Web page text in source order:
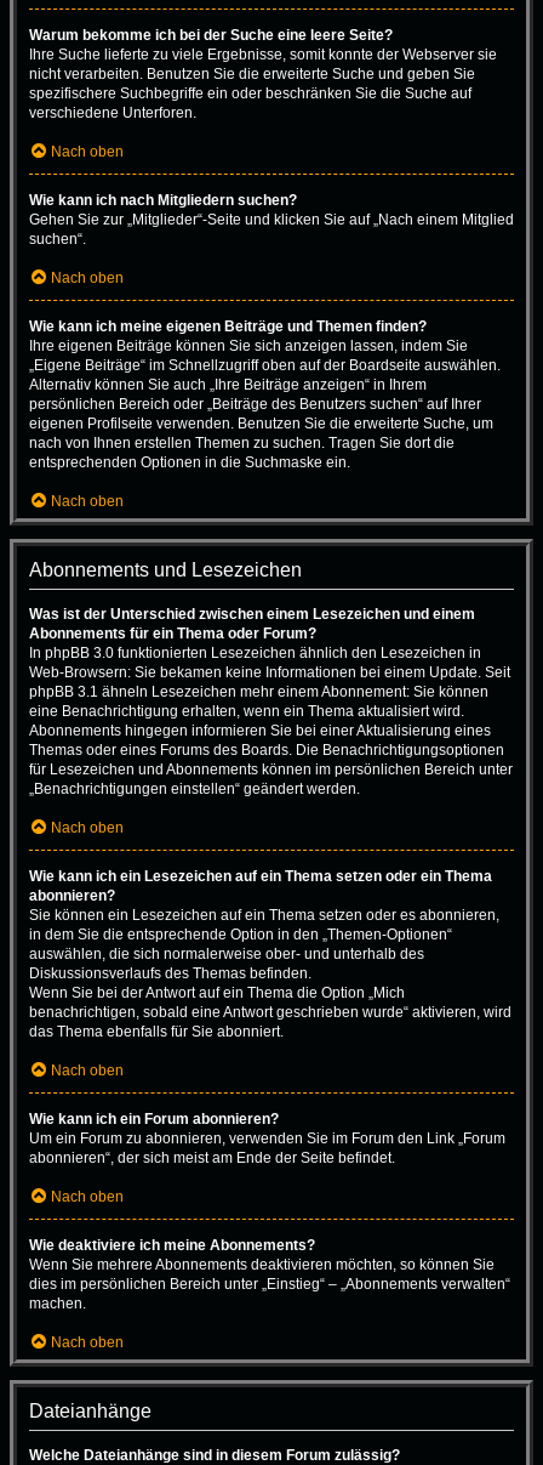
Warum bekomme ich bei der Suche eine leere Seite?
Ihre Suche lieferte zu viele Ergebnisse, somit konnte der Webserver sie
nicht verarbeiten. Benutzen Sie die erweiterte Suche und geben Sie
spezifischere Suchbegriffe ein oder beschränken Sie die Suche auf
verschiedene Unterforen.
Nach oben
Wie kann ich nach Mitgliedern suchen?
Gehen Sie zur „Mitglieder“-Seite und klicken Sie auf „Nach einem Mitglied
suchen“.
Nach oben
Wie kann ich meine eigenen Beiträge und Themen finden?
Ihre eigenen Beiträge können Sie sich anzeigen lassen, indem Sie
„Eigene Beiträge“ im Schnellzugriff oben auf der Boardseite auswählen.
Alternativ können Sie auch „Ihre Beiträge anzeigen“ in Ihrem
persönlichen Bereich oder „Beiträge des Benutzers suchen“ auf Ihrer
eigenen Profilseite verwenden. Benutzen Sie die erweiterte Suche, um
nach von Ihnen erstellen Themen zu suchen. Tragen Sie dort die
entsprechenden Optionen in die Suchmaske ein.
Nach oben
Abonnements und Lesezeichen
Was ist der Unterschied zwischen einem Lesezeichen und einem
Abonnements für ein Thema oder Forum?
In phpBB 3.0 funktionierten Lesezeichen ähnlich den Lesezeichen in
Web-Browsern: Sie bekamen keine Informationen bei einem Update. Seit
phpBB 3.1 ähneln Lesezeichen mehr einem Abonnement: Sie können
eine Benachrichtigung erhalten, wenn ein Thema aktualisiert wird.
Abonnements hingegen informieren Sie bei einer Aktualisierung eines
Themas oder eines Forums des Boards. Die Benachrichtigungsoptionen
für Lesezeichen und Abonnements können im persönlichen Bereich unter
„Benachrichtigungen einstellen“ geändert werden.
Nach oben
Wie kann ich ein Lesezeichen auf ein Thema setzen oder ein Thema
abonnieren?
Sie können ein Lesezeichen auf ein Thema setzen oder es abonnieren,
in dem Sie die entsprechende Option in den „Themen-Optionen“
auswählen, die sich normalerweise ober- und unterhalb des
Diskussionsverlaufs des Themas befinden.
Wenn Sie bei der Antwort auf ein Thema die Option „Mich
benachrichtigen, sobald eine Antwort geschrieben wurde“ aktivieren, wird
das Thema ebenfalls für Sie abonniert.
Nach oben
Wie kann ich ein Forum abonnieren?
Um ein Forum zu abonnieren, verwenden Sie im Forum den Link „Forum
abonnieren“, der sich meist am Ende der Seite befindet.
Nach oben
Wie deaktiviere ich meine Abonnements?
Wenn Sie mehrere Abonnements deaktivieren möchten, so können Sie
dies im persönlichen Bereich unter „Einstieg“ – „Abonnements verwalten“
machen.
Nach oben
Dateianhänge
Welche Dateianhänge sind in diesem Forum zulässig?